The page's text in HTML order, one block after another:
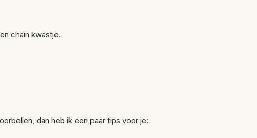
chain kwastje.
dan heb ik een paar tips voor je: